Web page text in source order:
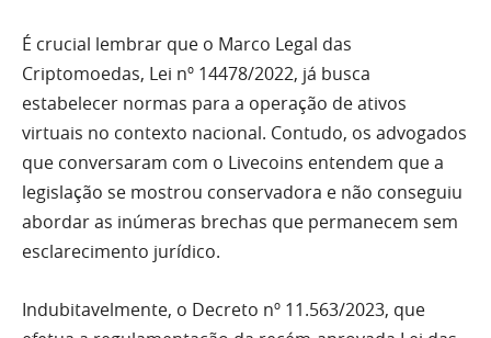
É crucial lembrar que o Marco Legal das
Criptomoedas, Lei nº 14478/2022, já busca
estabelecer normas para a operação de ativos
virtuais no contexto nacional. Contudo, os advogados
que conversaram com o Livecoins entendem que a
legislação se mostrou conservadora e não conseguiu
abordar as inúmeras brechas que permanecem sem
esclarecimento jurídico.
Indubitavelmente, o Decreto nº 11.563/2023, que